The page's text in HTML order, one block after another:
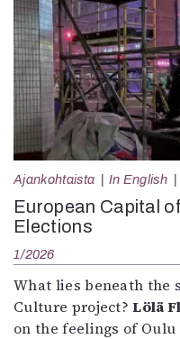
Ajankohtaista In English
European Capital
Elections
1/2026
What lies beneath the
Culture project?Lölä
on the feelings of